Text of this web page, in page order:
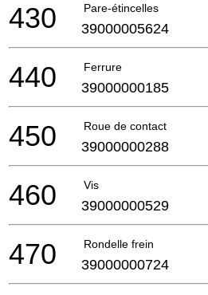
Pare-étincelles
430 39000005624
Ferrure
440 39000000185
Roue de contact
450 39000000288
Vis
460 39000000529
Rondelle frein
470 39000000724